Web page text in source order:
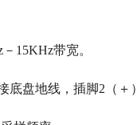
15KHz带宽。
盘地线，插脚2（＋